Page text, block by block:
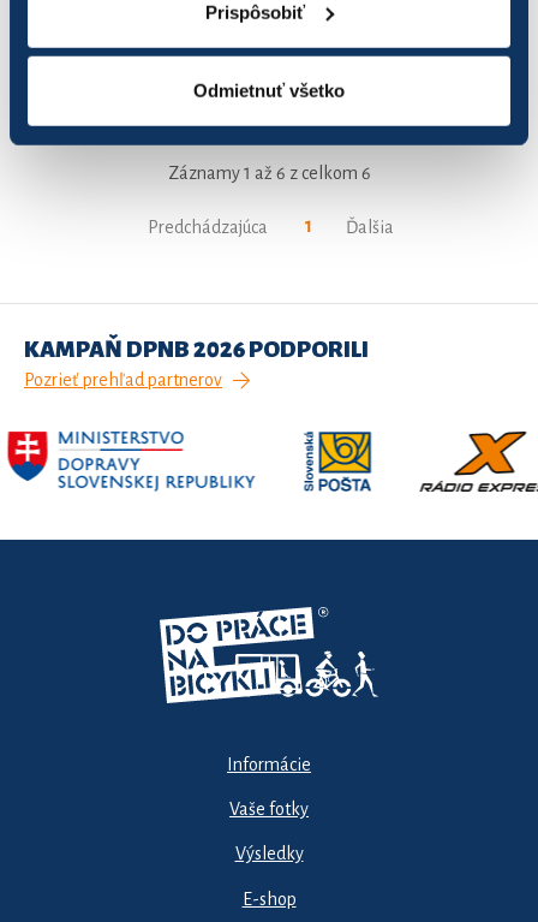
Prispôsobiť
Odmietnuť všetko
Sliacke strely 0 0,00 0,00
Záznamy 1 až 6 z celkom 6
Predchádzajúca 1 Ďalšia
KAMPAŇ DPNB 2026 PODPORILI
Pozrieť prehľad partnerov
Informácie
Vaše fotky
Výsledky
E-shop